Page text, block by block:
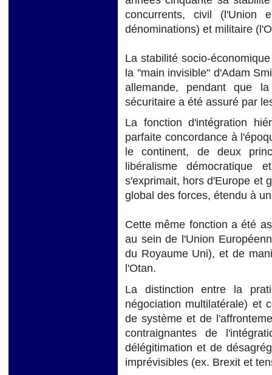
concurrents, civil (l'Union
dénominations) et militaire
La stabilité socio-
la "main invisible" d'Adam
allemande, pendant que
sécuritaire a été assuré par
La fonction d'intégration
parfaite concordance à
le continent, de deux
libéralisme démocratique
s'exprimait, hors d'Europe et
global des forces, étendu à
Cette même fonction a été
au sein de l'Union
du Royaume Uni), et de
l'Otan.
La distinction entre la
négociation multilatérale) et
de système et de
contraignantes de
délégitimation et de
imprévisibles (ex. Brexit et